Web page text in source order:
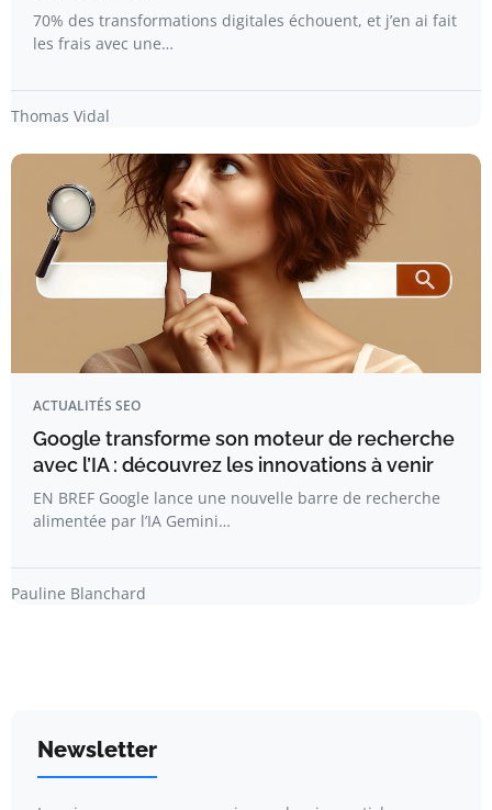
70% des transformations digitales échouent, et j’en ai fait
les frais avec une…
Thomas Vidal
ACTUALITÉS SEO
Google transforme son moteur de recherche
avec l’IA : découvrez les innovations à venir
EN BREF Google lance une nouvelle barre de recherche
alimentée par l’IA Gemini…
Pauline Blanchard
Newsletter